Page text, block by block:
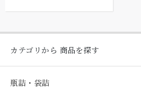
カテゴリから 商品を探す
瓶詰・袋詰